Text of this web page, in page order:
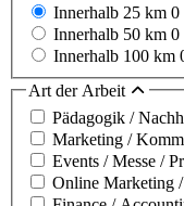
Innerhalb 25 km 0
Innerhalb 50 km 0
Innerhalb 100 km
Art der Arbeit
Pädagogik /
Marketing /
Events / Messe /
Online Marketing